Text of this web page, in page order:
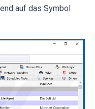
auf das Symbol